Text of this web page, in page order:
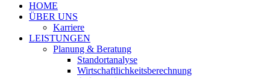
HOME
ÜBER UNS
Karriere
LEISTUNGEN
Planung & Beratung
Standortanalyse
Wirtschaftlichkeitsberechnung